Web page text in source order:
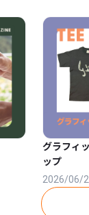
グラフィ
ップ
2026/06/